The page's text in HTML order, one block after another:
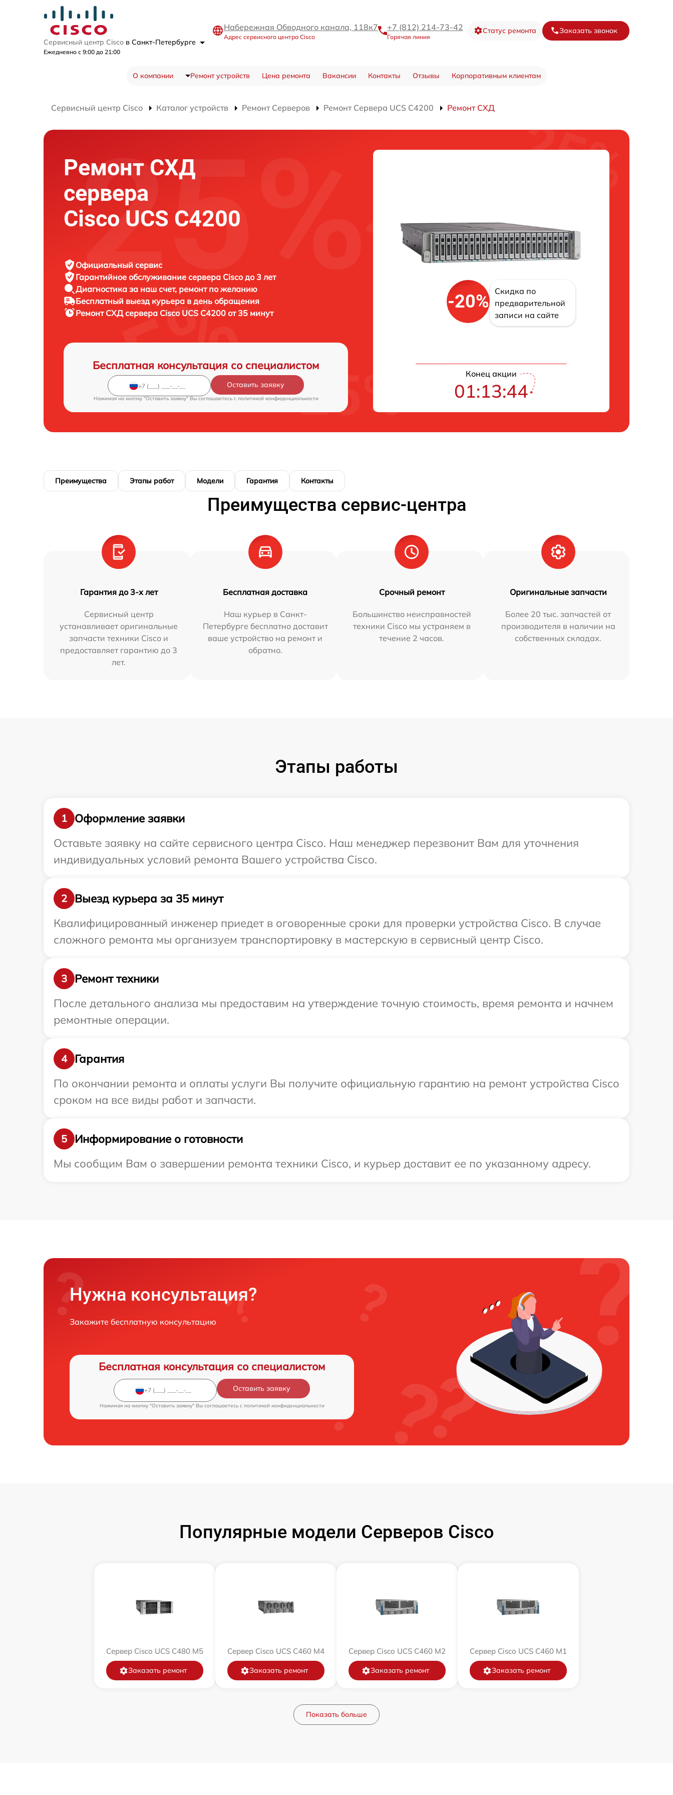
Сервисный центр Cisco в Санкт-Петербурге
Ежедневно с 9:00 до 21:00
Набережная Обводного канала, 118к7
Адрес сервисного центра Cisco
+7 (812) 214-73-42
Горячая линия
Статус ремонта Заказать звонок
О компании Ремонт устройств Цена ремонта Вакансии Контакты Отзывы Корпоративным клиентам
Сервисный центр Cisco Каталог устройств Ремонт Серверов Ремонт Сервера UCS C4200 Ремонт СХД
Ремонт СХД
сервера
Cisco UCS C4200
Официальный сервис
Гарантийное обслуживание сервера Cisco до 3 лет
Диагностика за наш счет, ремонт по желанию
Бесплатный выезд курьера в день обращения
Ремонт СХД сервера Cisco UCS C4200 от 35 минут
Бесплатная консультация со специалистом
Оставить заявку
Нажимая на кнопку "Оставить заявку" Вы соглашаетесь c политикой конфиденциальности
-20%
Скидка по
предварительной
записи на сайте
Конец акции
01:13:43
Преимущества Этапы работ Модели Гарантия Контакты
Преимущества сервис-центра
Гарантия до 3-х лет
Сервисный центр
устанавливает оригинальные
запчасти техники Cisco и
предоставляет гарантию до 3
лет.
Бесплатная доставка
Наш курьер в Санкт-
Петербурге бесплатно доставит
ваше устройство на ремонт и
обратно.
Срочный ремонт
Большинство неисправностей
техники Cisco мы устраняем в
течение 2 часов.
Оригинальные запчасти
Более 20 тыс. запчастей от
производителя в наличии на
собственных складах.
Этапы работы
1
Оформление заявки
Оставьте заявку на сайте сервисного центра Cisco. Наш менеджер перезвонит Вам для уточнения
индивидуальных условий ремонта Вашего устройства Cisco.
2
Выезд курьера за 35 минут
Квалифицированный инженер приедет в оговоренные сроки для проверки устройства Cisco. В случае
сложного ремонта мы организуем транспортировку в мастерскую в сервисный центр Cisco.
3
Ремонт техники
После детального анализа мы предоставим на утверждение точную стоимость, время ремонта и начнем
ремонтные операции.
4
Гарантия
По окончании ремонта и оплаты услуги Вы получите официальную гарантию на ремонт устройства Cisco
сроком на все виды работ и запчасти.
5
Информирование о готовности
Мы сообщим Вам о завершении ремонта техники Cisco, и курьер доставит ее по указанному адресу.
Нужна консультация?
Закажите бесплатную консультацию
Бесплатная консультация со специалистом
Оставить заявку
Нажимая на кнопку "Оставить заявку" Вы соглашаетесь c политикой конфиденциальности
Популярные модели Серверов Cisco
Сервер Cisco UCS C480 M5
Заказать ремонт
Сервер Cisco UCS C460 M4
Заказать ремонт
Сервер Cisco UCS C460 M2
Заказать ремонт
Сервер Cisco UCS C460 M1
Заказать ремонт
Показать больше